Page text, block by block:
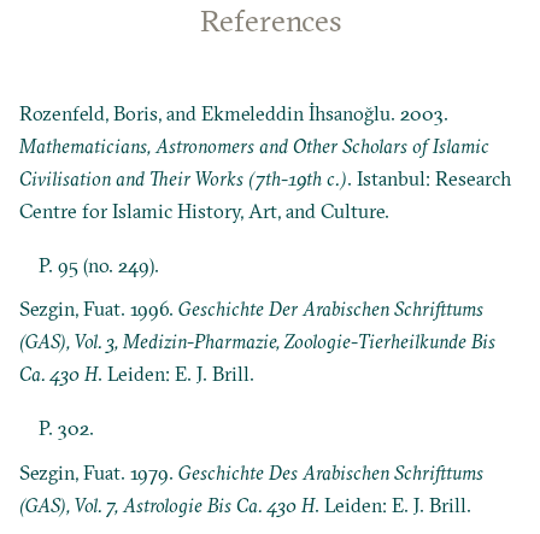
References
Rozenfeld, Boris, and Ekmeleddin İhsanoğlu. 2003.
Mathematicians, Astronomers and Other Scholars of Islamic
Civilisation and Their Works (7th-19th c.). Istanbul: Research
Centre for Islamic History, Art, and Culture.
P. 95 (no. 249).
Sezgin, Fuat. 1996.Geschichte Der Arabischen Schrifttums
(GAS), Vol. 3, Medizin-Pharmazie, Zoologie-Tierheilkunde Bis
Ca. 430 H. Leiden: E. J. Brill.
P. 302.
Sezgin, Fuat. 1979.Geschichte Des Arabischen Schrifttums
(GAS), Vol. 7, Astrologie Bis Ca. 430 H. Leiden: E. J. Brill.